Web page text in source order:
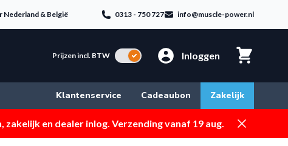
Nederland & België 0313 - 750 727 info@muscle-power.nl
Prijzen incl. BTW Incl. BTW Inloggen
Klantenservice Cadeaubon Zakelijk
en dealer inlog. Verzending vanaf 19 aug. Dismiss